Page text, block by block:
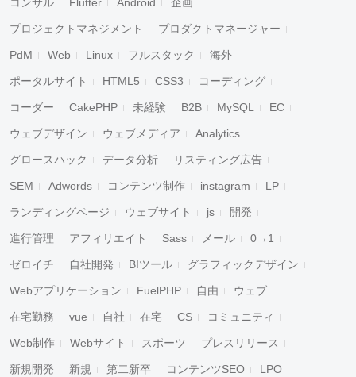
コンサル Flutter Android 企画
プロジェクトマネジメント プロダクトマネージャー
PdM Web Linux フルスタック 海外
ポータルサイト HTML5 CSS3 コーディング
コーダー CakePHP 未経験 B2B MySQL EC
ウェブデザイン ウェブメディア Analytics
グロースハック データ分析 リスティング広告
SEM Adwords コンテンツ制作 instagram LP
ランディングページ ウェブサイト js 開発
進行管理 アフィリエイト Sass メール 0→1
ゼロイチ 自社開発 BIツール グラフィックデザイン
Webアプリケーション FuelPHP 自由 ウェブ
在宅勤務 vue 自社 在宅 CS コミュニティ
Web制作 Webサイト スポーツ プレスリリース
新規開発 新規 第二新卒 コンテンツSEO LPO